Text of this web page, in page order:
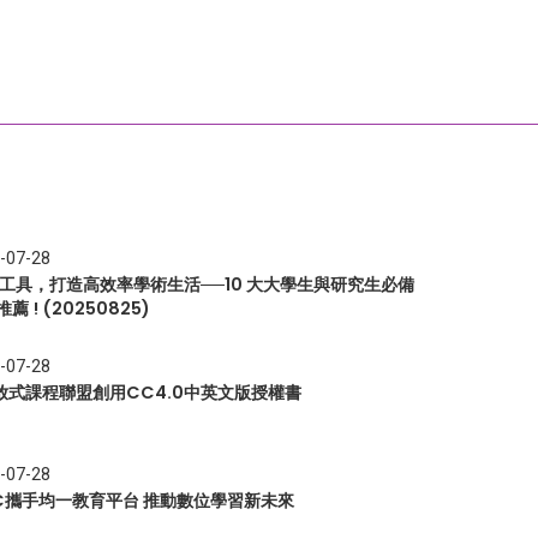
28
具，打造高效率學術生活──10 大大學生與研究生必備
薦 ! (20250825)
28
式課程聯盟創用CC4.0中英文版授權書
28
手均一教育平台 推動數位學習新未來